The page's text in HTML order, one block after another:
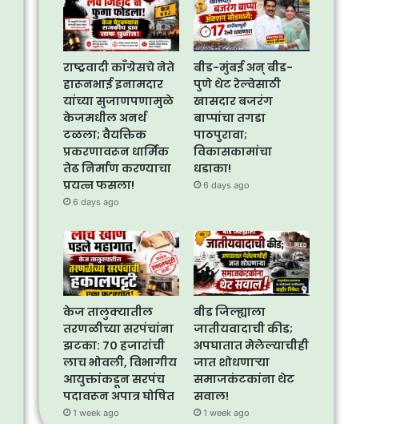
राष्ट्रवादी काँग्रेसचे नेते
हारूनभाई इनामदार
यांच्या सुजाणपणामुळे
केजमधील अनर्थ
टळला; वैयक्तिक
प्रकरणावरून धार्मिक
तेढ निर्माण करण्याचा
प्रयत्न फसला!
6 days ago
बीड-मुंबई अन् बीड-
पुणे थेट रेल्वेसाठी
खासदार बजरंग
बाप्पांचा तगडा
पाठपुरावा;
विकासकामांचा
धडाका!
6 days ago
केज तालुक्यातील
तरणळीच्या सरपंचांना
झटका: ७० हजारांची
लाच भोवली, विभागीय
आयुक्तांकडून सरपंच
पदावरून अपात्र घोषित
1 week ago
बीड जिल्ह्याला
जातीयवादाची कीड;
अपघातात मेलेल्याचीही
जात शोधणाऱ्या
समाजकंटकांना थेट
सवाल!
1 week ago